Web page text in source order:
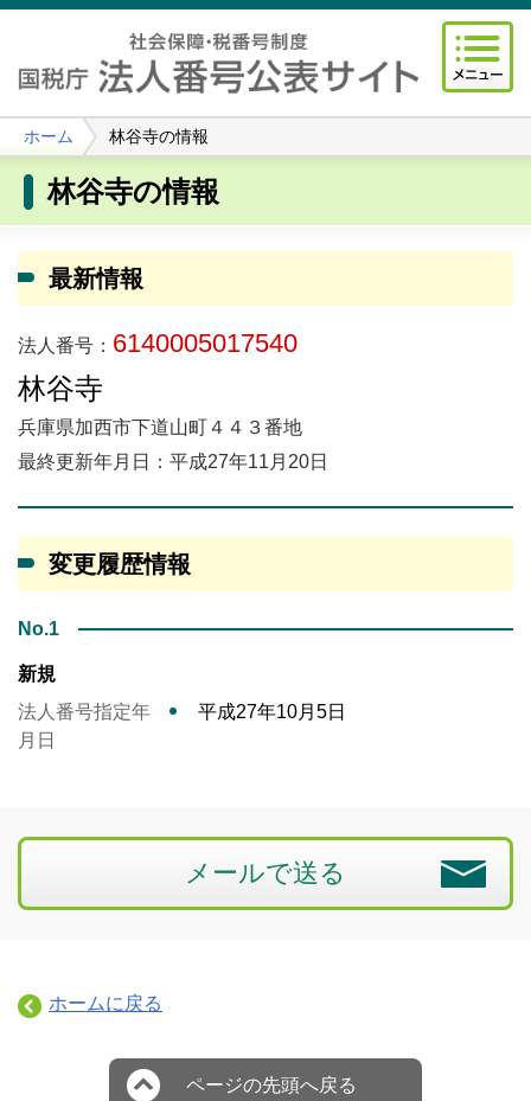
ホーム 林谷寺の情報
林谷寺の情報
最新情報
法人番号： 6140005017540
林谷寺
兵庫県加西市下道山町４４３番地
最終更新年月日：平成27年11月20日
変更履歴情報
No.1
新規
法人番号指定年
月日
平成27年10月5日
メールで送る
ホームに戻る
ページの先頭へ戻る